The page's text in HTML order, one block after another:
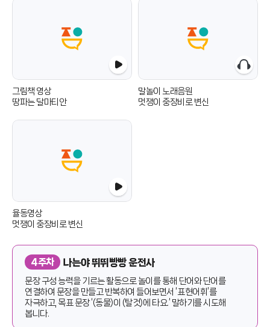
그림책 영상
땅파는 달마티안
말놀이 노래음원
멋쟁이 중장비로 변신
율동영상
멋쟁이 중장비로 변신
4주차 나는야 뛰뛰빵빵 운전사
문장 구성 능력을 기르는 활동으로 놀이를 통해 단어와 단어를
연결하여 문장을 만들고 반복하여 들어보면서 ‘표현어휘’를
자극하고, 목표 문장 ‘(동물)이 (탈것)에 타요.’ 말하기를 시도해
봅니다.